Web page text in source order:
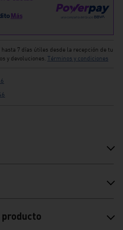
hasta 7 días útiles desde la recepción de tu
y devoluciones. Términos y condiciones
producto